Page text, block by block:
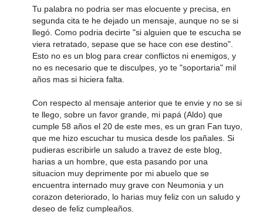
Tu palabra no podria ser mas elocuente y precisa, en
segunda cita te he dejado un mensaje, aunque no se si
llegó. Como podria decirte "si alguien que te escucha se
viera retratado, sepase que se hace con ese destino".
Esto no es un blog para crear conflictos ni enemigos, y
no es necesario que te disculpes, yo te "soportaria" mil
años mas si hiciera falta.
Con respecto al mensaje anterior que te envie y no se si
te llego, sobre un favor grande, mi papá (Aldo) que
cumple 58 años el 20 de este mes, es un gran Fan tuyo,
que me hizo escuchar tu musica desde los pañales. Si
pudieras escribirle un saludo a travez de este blog,
harias a un hombre, que esta pasando por una
situacion muy deprimente por mi abuelo que se
encuentra internado muy grave con Neumonia y un
corazon deteriorado, lo harias muy feliz con un saludo y
deseo de feliz cumpleaños.